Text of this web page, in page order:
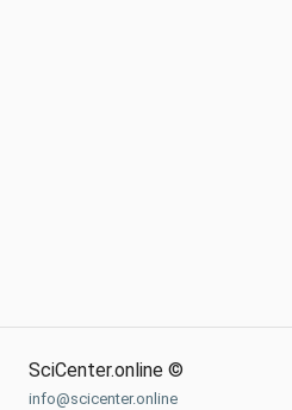
SciCenter.online ©
info@scicenter.online